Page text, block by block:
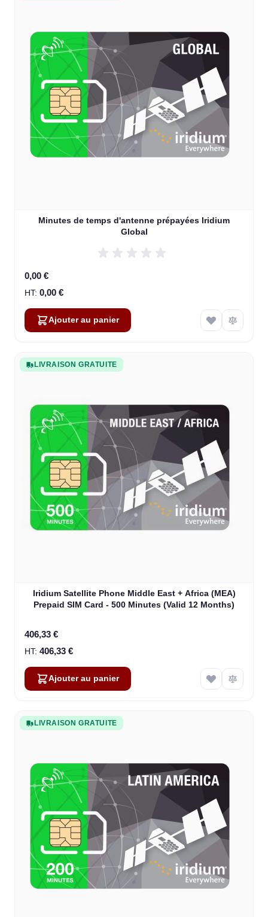
Minutes de temps d'antenne prépayées Iridium
Global
0,00 €
0,00 €
Ajouter au panier
LIVRAISON GRATUITE
Iridium Satellite Phone Middle East + Africa (MEA)
Prepaid SIM Card - 500 Minutes (Valid 12 Months)
406,33 €
406,33 €
Ajouter au panier
LIVRAISON GRATUITE